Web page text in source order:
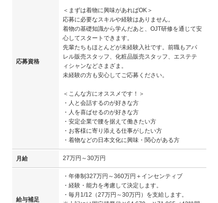
応募資格
＜まずは着物に興味があればOK＞
応募に必要なスキルや経験はありません。
着物の基礎知識から学んだあと、OJT研修を通じて安
心してスタートできます。
先輩たちもほとんどが未経験入社です。前職もアパ
レル販売スタッフ、化粧品販売スタッフ、エステテ
ィシャンなどさまざま。
未経験の方も安心してご応募ください。
＜こんな方にオススメです！＞
・人と会話するのが好きな方
・人を喜ばせるのが好きな方
・安定企業で腰を据えて働きたい方
・お客様に寄り添える仕事がしたい方
・着物などの日本文化に興味・関心がある方
月給 27万円～30万円
給与補足
・年俸制327万円～360万円＋インセンティブ
・経験・能力を考慮して決定します。
・毎月1/12（27万円～30万円）を支給します。